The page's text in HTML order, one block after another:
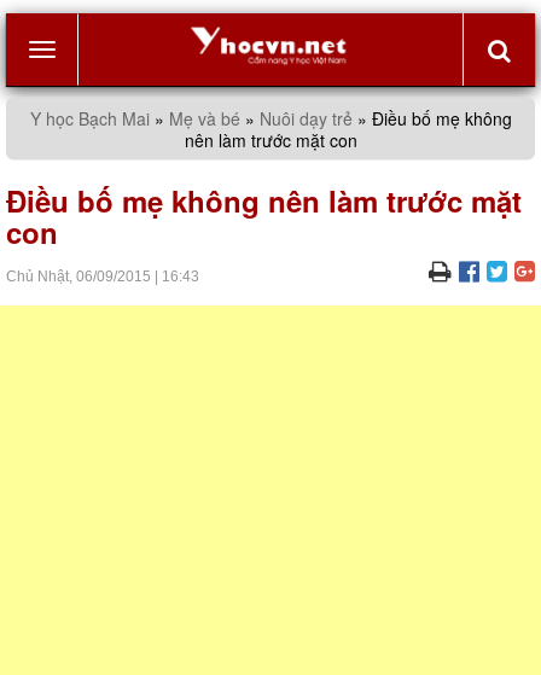
Y học Bạch Mai» Mẹ và bé » Nuôi dạy trẻ » Điều bố mẹ không
nên làm trước mặt con
Điều bố mẹ không nên làm trước mặt
con
Chủ Nhật, 06/09/2015 16:43